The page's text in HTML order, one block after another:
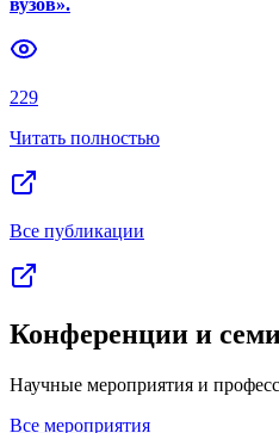
вузов».
229
Читать полностью
Все публикации
Конференции и
Научные мероприятия и
Все мероприятия